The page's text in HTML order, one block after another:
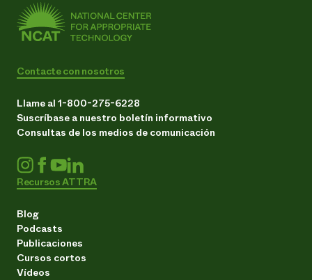
Contacte con nosotros
Llame al 1-800-275-6228
Suscríbase a nuestro boletín informativo
Consultas de los medios de comunicación
Recursos ATTRA
Blog
Podcasts
Publicaciones
Cursos cortos
Vídeos